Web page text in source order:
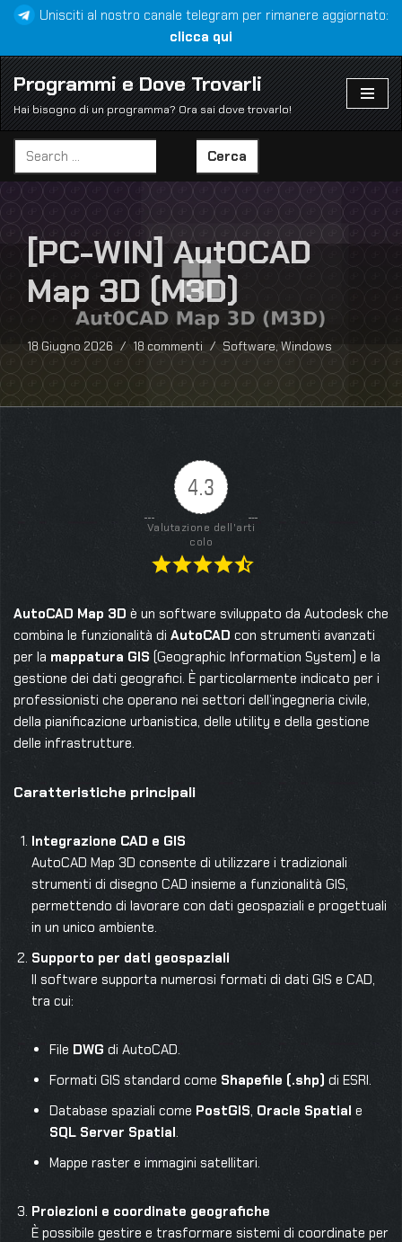
al
contenuto
Unisciti al nostro canale telegram per rimanere aggiornato:
clicca qui
Programmi e Dove Trovarli
Hai bisogno di un programma? Ora sai dove trovarlo!
Cerca
[PC-WIN] Aut0CAD
Map 3D (M3D)
18 Giugno 2026 18 commenti Software,Windows
4.3
Valutazione dell'arti
colo
AutoCAD Map 3D è un software sviluppato da Autodesk che
combina le funzionalità di AutoCAD con strumenti avanzati
per la mappatura GIS (Geographic Information System) e la
gestione dei dati geografici. È particolarmente indicato per i
professionisti che operano nei settori dell’ingegneria civile,
della pianificazione urbanistica, delle utility e della gestione
delle infrastrutture.
Caratteristiche principali
Integrazione CAD e GIS
AutoCAD Map 3D consente di utilizzare i tradizionali
strumenti di disegno CAD insieme a funzionalità GIS,
permettendo di lavorare con dati geospaziali e progettuali
in un unico ambiente.
Supporto per dati geospaziali
Il software supporta numerosi formati di dati GIS e CAD,
tra cui:
File DWG di AutoCAD.
Formati GIS standard come Shapefile (.shp) di ESRI.
Database spaziali come PostGIS, Oracle Spatial e
SQL Server Spatial.
Mappe raster e immagini satellitari.
Proiezioni e coordinate geografiche
È possibile gestire e trasformare sistemi di coordinate per